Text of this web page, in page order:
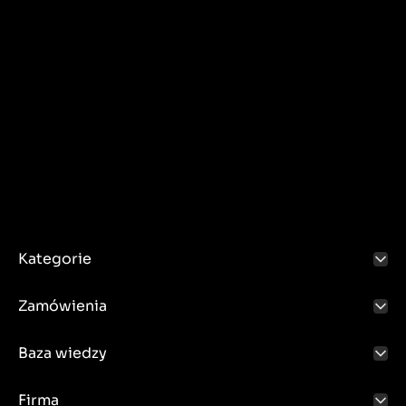
Kategorie
Zamówienia
Baza wiedzy
Firma